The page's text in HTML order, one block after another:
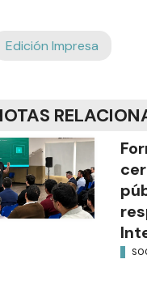
Edición Impresa